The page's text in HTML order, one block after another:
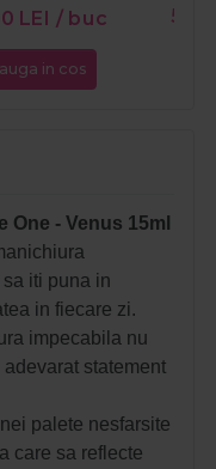
LEI / buc
in cos
One - Venus 15ml
iti puna in
in fiecare zi.
impecabila nu
statement
palete nesfarsite
care sa reflecte